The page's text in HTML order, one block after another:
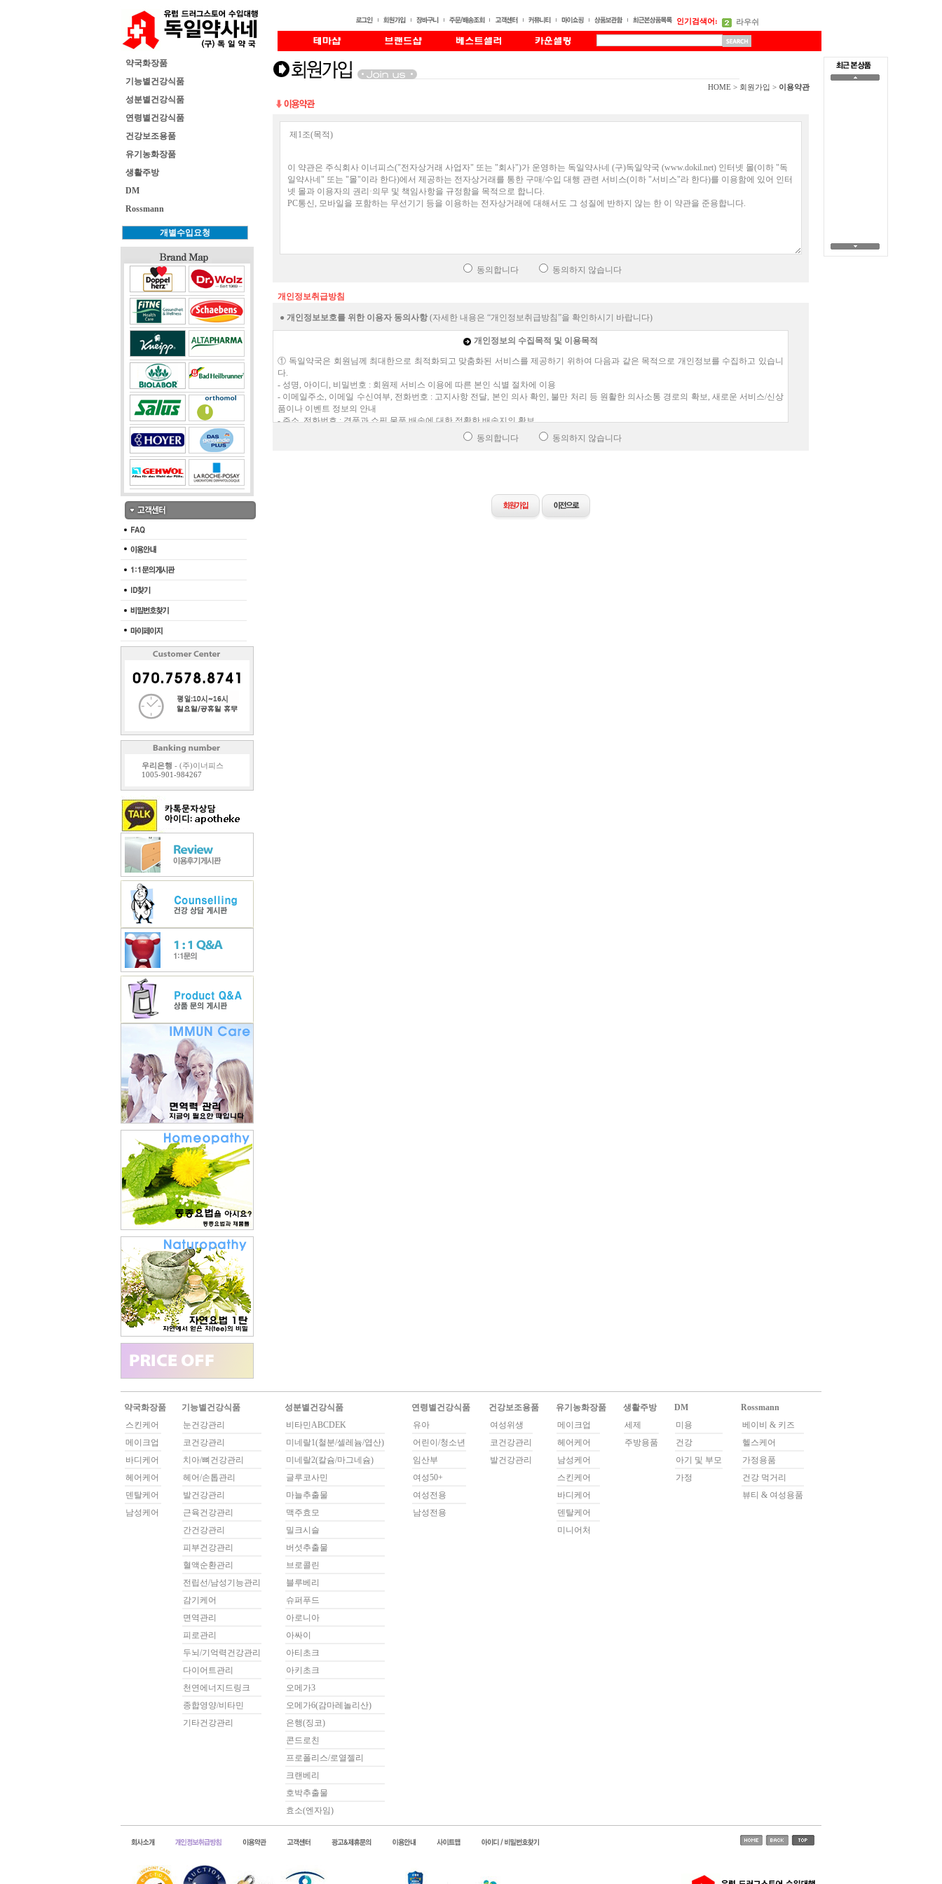
인기검색어:
오이보스
라우쉬
약국화장품
기능별건강식품
성분별건강식품
연령별건강식품
건강보조용품
유기농화장품
생활주방
DM
Rossmann
우리은행 - (주)이너피스
1005-901-984267
HOME > 회원가입 > 이용약관
동의합니다 동의하지 않습니다
개인정보취급방침
● 개인정보보호를 위한 이용자 동의사항(자세한 내용은 “개인정보취급방침”을 확인하시기 바랍니다)
개인정보의 수집목적 및 이용목적
① 독일약국은 회원님께 최대한으로 최적화되고 맞춤화된 서비스를 제공하기 위하여 다음과 같은 목적으로 개인정보를 수집하고 있습니
다.
- 성명, 아이디, 비밀번호 : 회원제 서비스 이용에 따른 본인 식별 절차에 이용
- 이메일주소, 이메일 수신여부, 전화번호 : 고지사항 전달, 본인 의사 확인, 불만 처리 등 원활한 의사소통 경로의 확보, 새로운 서비스/신상
품이나 이벤트 정보의 안내
- 주소, 전화번호 : 경품과 쇼핑 물품 배송에 대한 정확한 배송지의 확보
- 비밀번호 힌트용 질문과 답변 : 비밀번호를 잊은 경우의 신속한 처리를 위한 내용
- 그 외 선택항목 : 개인맞춤 서비스를 제공하기 위한 자료 ② 단, 이용자의 기본적 인권 침해의 우려가 있는 민감한 개인정보(인종 및 민족,
독일약국은 별도의 회원가입 절차 없이 대부분의 컨텐츠에 자유롭게 접근할 수 있습니다. 독일약국의 회원제 서비스를 이용하시고자 할
경우 다음의 정보를 입력해주셔야 하며 선택항목을 입력하시지 않았다 하여 서비스 이용에 제한은 없습니다.
동의합니다 동의하지 않습니다
약국화장품
스킨케어
메이크업
바디케어
헤어케어
덴탈케어
남성케어
기능별건강식품
눈건강관리
코건강관리
치아/뼈건강관리
헤어/손톱관리
발건강관리
근육건강관리
간건강관리
피부건강관리
혈액순환관리
전립선/남성기능관리
감기케어
면역관리
피로관리
두뇌/기억력건강관리
다이어트관리
천연에너지드링크
종합영양/비타민
기타건강관리
성분별건강식품
비타민ABCDEK
미네랄1(철분/셀레늄/엽산)
미네랄2(칼슘/마그네슘)
글루코사민
마늘추출물
맥주효모
밀크시슬
버섯추출물
브로콜린
블루베리
슈퍼푸드
아로니아
아싸이
아티초크
아키초크
오메가3
오메가6(감마레놀리산)
은행(징코)
콘드로친
프로폴리스/로열젤리
크랜베리
호박추출물
효소(엔자임)
연령별건강식품
유아
어린이/청소년
임산부
여성50+
여성전용
남성전용
건강보조용품
여성위생
코건강관리
발건강관리
유기농화장품
메이크업
헤어케어
남성케어
스킨케어
바디케어
덴탈케어
미니어처
생활주방
세제
주방용품
DM
미용
건강
아기 및 부모
가정
Rossmann
베이비 & 키즈
헬스케어
가정용품
건강 먹거리
뷰티 & 여성용품